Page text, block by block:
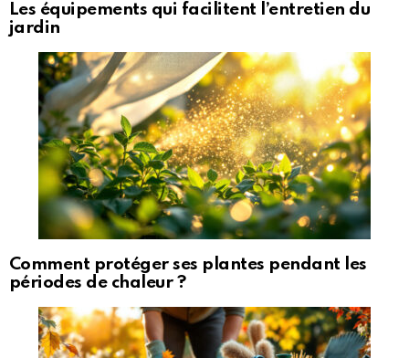
Les équipements qui facilitent l’entretien du
jardin
Comment protéger ses plantes pendant les
périodes de chaleur ?